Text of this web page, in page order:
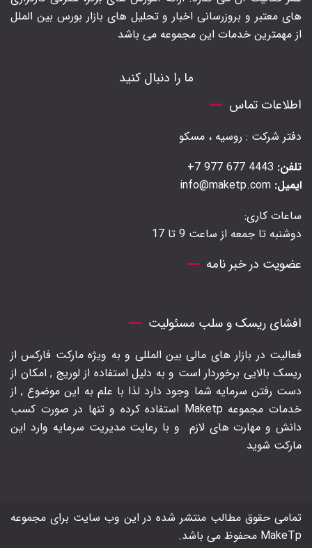
های معتبر و بروزرسانی اخبار و تحلیل های بازار بورس بین الملل
از مهمترین خدمات این مجموعه می باشد
ما را دنبال کنید
اطلاعات تماس
دفتر شرکت : روسیه ، مسکو
تلفن:
ایمیل:
ساعات کاری:
دوشنبه تا جمعه از ساعت 9 تا 17
عضویت در خبر نامه
افشای ریسک و سلب مسئولیت
فعالیت در بازار های مالی بین المللی و به ویژه مارکت فارکس از
ریسک بالایی برخوردار است و به دلیل استفاده از لوریج , امکان از
دست رفتن سرمایه شما وجود دارد لذا با علم به این موضوع , از
خدمات مجموعه Maketp استفاده کرده و تنها در صورت کسب
دانش و مهارت های لازم و با رعایت مدیریت سرمایه وارد این
مارکت شوید
تمامی حقوق مطالب منتشر شده در این وب سایت برای مجموعه
MakeTp محفوظ می باشد.